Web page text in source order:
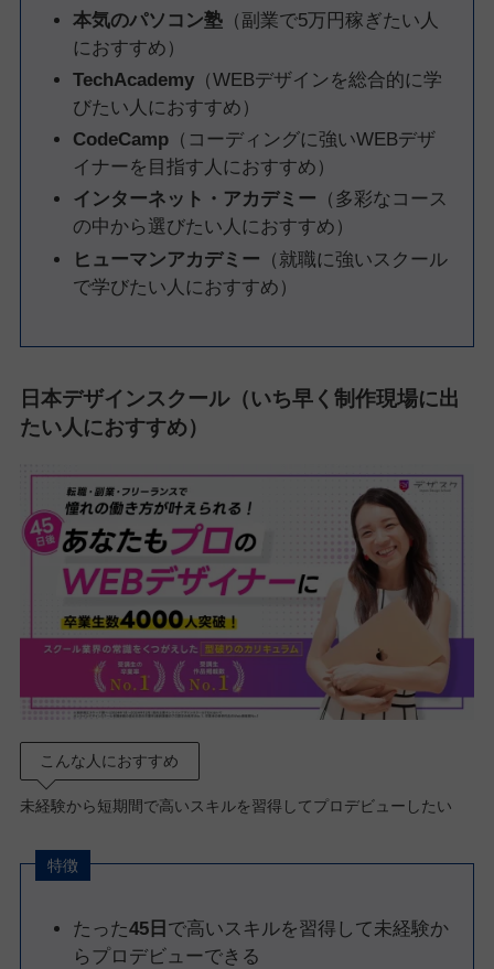
本気のパソコン塾（副業で5万円稼ぎたい人
におすすめ）
TechAcademy（WEBデザインを総合的に学
びたい人におすすめ）
CodeCamp（コーディングに強いWEBデザ
イナーを目指す人におすすめ）
インターネット・アカデミー （多彩なコース
の中から選びたい人におすすめ）
ヒューマンアカデミー （就職に強いスクール
で学びたい人におすすめ）
日本デザインスクール（いち早く制作現場に出
たい人におすすめ）
こんな人におすすめ
未経験から短期間で高いスキルを習得してプロデビューしたい
特徴
たった45日 で高いスキルを習得して未経験か
らプロデビューできる